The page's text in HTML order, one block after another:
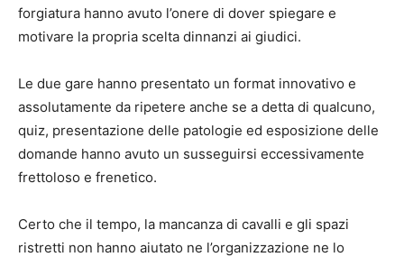
forgiatura hanno avuto l’onere di dover spiegare e
motivare la propria scelta dinnanzi ai giudici.
Le due gare hanno presentato un format innovativo e
assolutamente da ripetere anche se a detta di qualcuno,
quiz, presentazione delle patologie ed esposizione delle
domande hanno avuto un susseguirsi eccessivamente
frettoloso e frenetico.
Certo che il tempo, la mancanza di cavalli e gli spazi
ristretti non hanno aiutato ne l’organizzazione ne lo